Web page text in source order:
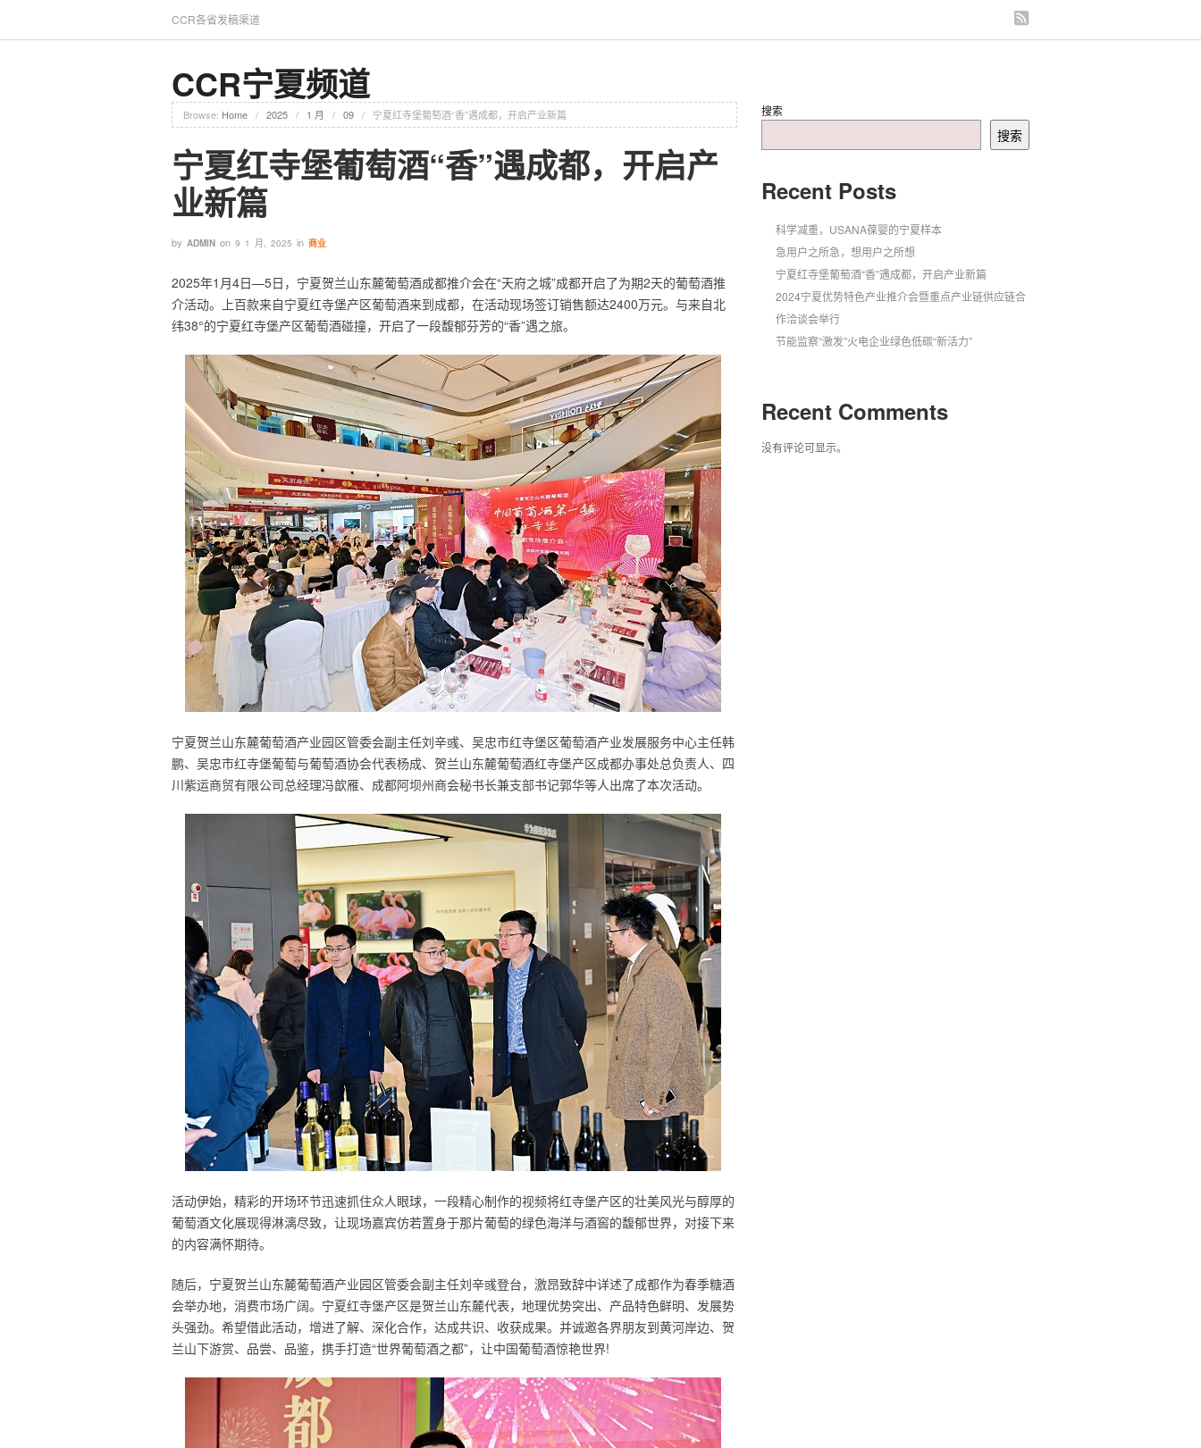
CCR各省发稿渠道
CCR宁夏频道
Browse: Home / 2025 / 1 月 / 09 / 宁夏红寺堡葡萄酒“香”遇成都，开启产业新篇
宁夏红寺堡葡萄酒“香”遇成都，开启产
业新篇
by ADMIN on 9 1 月, 2025 in 商业
2025年1月4日—5日，宁夏贺兰山东麓葡萄酒成都推介会在“天府之城”成都开启了为期2天的葡萄酒推
介活动。上百款来自宁夏红寺堡产区葡萄酒来到成都，在活动现场签订销售额达2400万元。与来自北
纬38°的宁夏红寺堡产区葡萄酒碰撞，开启了一段馥郁芬芳的“香”遇之旅。
宁夏贺兰山东麓葡萄酒产业园区管委会副主任刘辛彧、吴忠市红寺堡区葡萄酒产业发展服务中心主任韩
鹏、吴忠市红寺堡葡萄与葡萄酒协会代表杨成、贺兰山东麓葡萄酒红寺堡产区成都办事处总负责人、四
川紫运商贸有限公司总经理冯歆雁、成都阿坝州商会秘书长兼支部书记郭华等人出席了本次活动。
活动伊始，精彩的开场环节迅速抓住众人眼球，一段精心制作的视频将红寺堡产区的壮美风光与醇厚的
葡萄酒文化展现得淋漓尽致，让现场嘉宾仿若置身于那片葡萄的绿色海洋与酒窖的馥郁世界，对接下来
的内容满怀期待。
随后，宁夏贺兰山东麓葡萄酒产业园区管委会副主任刘辛彧登台，激昂致辞中详述了成都作为春季糖酒
会举办地，消费市场广阔。宁夏红寺堡产区是贺兰山东麓代表，地理优势突出、产品特色鲜明、发展势
头强劲。希望借此活动，增进了解、深化合作，达成共识、收获成果。并诚邀各界朋友到黄河岸边、贺
兰山下游赏、品尝、品鉴，携手打造“世界葡萄酒之都”，让中国葡萄酒惊艳世界!
搜索
搜索
Recent Posts
科学减重，USANA葆婴的宁夏样本
急用户之所急，想用户之所想
宁夏红寺堡葡萄酒“香”遇成都，开启产业新篇
2024宁夏优势特色产业推介会暨重点产业链供应链合
作洽谈会举行
节能监察“激发”火电企业绿色低碳“新活力”
Recent Comments
没有评论可显示。